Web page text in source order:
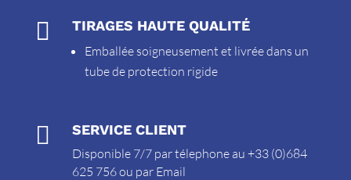
 TIRAGES HAUTE QUALITÉ
Emballée soigneusement et livrée dans un
tube de protection rigide
 SERVICE CLIENT
Disponible 7/7 par télephone au +33 (0)684
625 756 ou par Email